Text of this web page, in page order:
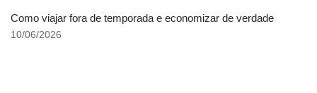
Como viajar fora de temporada e economizar de verdade
10/06/2026